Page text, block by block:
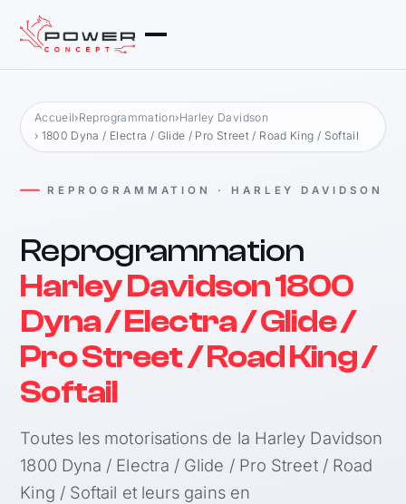
Accueil›Reprogrammation›Harley Davidson
› 1800 Dyna / Electra / Glide / Pro Street / Road King / Softail
REPROGRAMMATION · HARLEY DAVIDSON
Reprogrammation
Harley Davidson 1800
Dyna / Electra / Glide /
Pro Street / Road King /
Softail
Toutes les motorisations de la Harley Davidson
1800 Dyna / Electra / Glide / Pro Street / Road
King / Softail et leurs gains en